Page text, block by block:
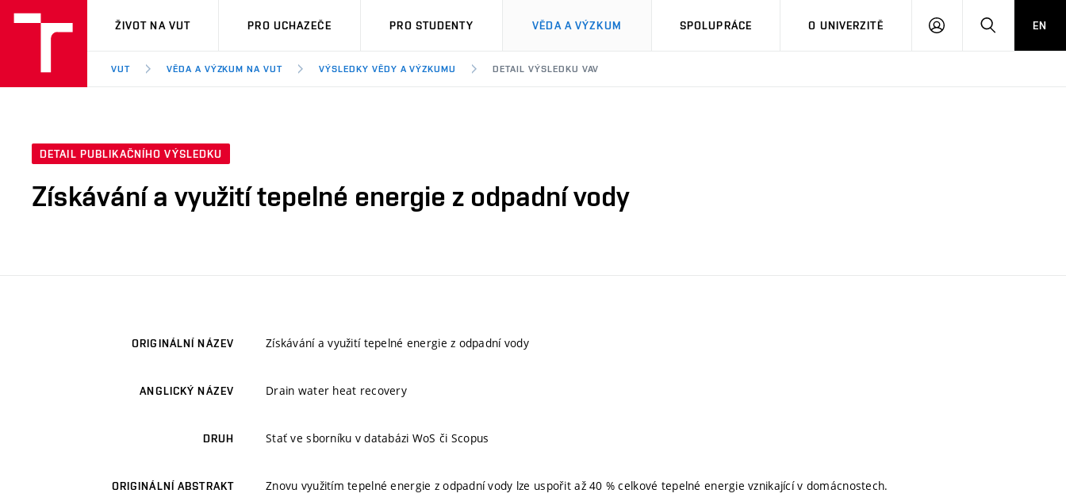
VUT
ŽIVOT NA VUT PRO UCHAZEČE PRO STUDENTY VĚDA A VÝZKUM SPOLUPRÁCE O UNIVERZITĚ
PŘIHLÁSIT HLEDATEN
VUT VĚDA A VÝZKUM NA VUT VÝSLEDKY VĚDY A VÝZKUMU DETAIL VÝSLEDKU VAV
DETAIL PUBLIKAČNÍHO VÝSLEDKU
Získávání a využití tepelné energie z odpadní vody
ORIGINÁLNÍ NÁZEV Získávání a využití tepelné energie z odpadní vody
ANGLICKÝ NÁZEV Drain water heat recovery
DRUH Stať ve sborníku v databázi WoS či Scopus
ORIGINÁLNÍ ABSTRAKT
Znovu využitím tepelné energie z odpadní vody lze uspořit až 40 % celkové tepelné energie vznikající v domácnostech.